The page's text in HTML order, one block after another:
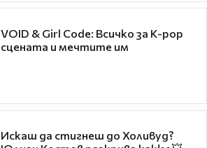
VOID & Girl Code: Всичко за K-pop
сцената и мечтите им
Искаш да стигнеш до Холивуд?